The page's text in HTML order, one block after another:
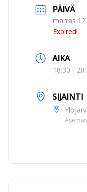
PÄIVÄ
marras
Expired!
AIKA
18:30 -
SIJAINTI